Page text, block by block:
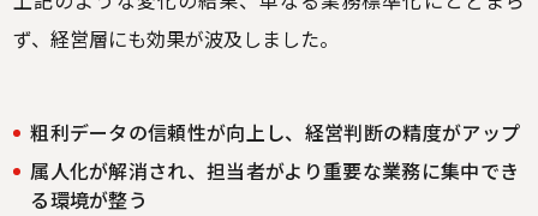
ず、経営層にも効果が波及しました。
粗利データの信頼性が向上し、経営判断の精度がアップ
属人化が解消され、担当者がより重要な業務に集中でき
る環境が整う